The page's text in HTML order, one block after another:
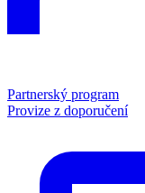
Partnerský program
Provize z doporučení